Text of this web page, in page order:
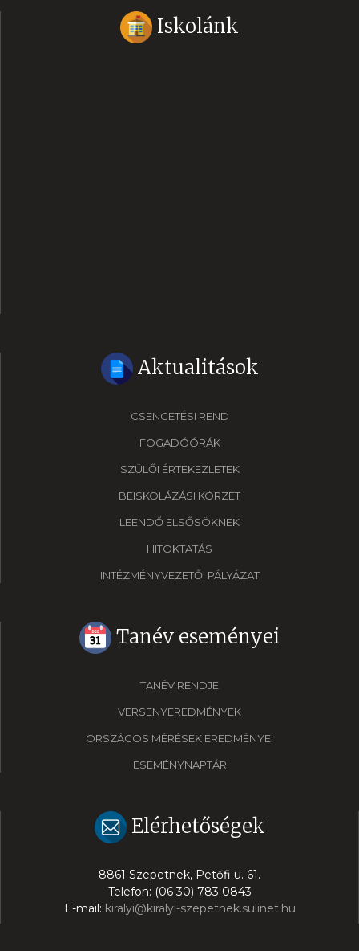
Iskolánk
Aktualitások
CSENGETÉSI REND
FOGADÓÓRÁK
SZÜLŐI ÉRTEKEZLETEK
BEISKOLÁZÁSI KÖRZET
LEENDŐ ELSŐSÖKNEK
HITOKTATÁS
INTÉZMÉNYVEZETŐI PÁLYÁZAT
Tanév eseményei
TANÉV RENDJE
VERSENYEREDMÉNYEK
ORSZÁGOS MÉRÉSEK EREDMÉNYEI
ESEMÉNYNAPTÁR
Elérhetőségek
8861 Szepetnek, Petőfi u. 61.
Telefon: (06 30) 783 0843
E-mail: kiralyi@kiralyi-szepetnek.sulinet.hu